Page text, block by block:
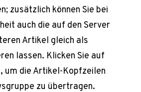
zusätzlich können Sie bei
auch die auf den Server
Artikel gleich als
lassen. Klicken Sie auf
, um die Artikel-Kopfzeilen
zu übertragen.